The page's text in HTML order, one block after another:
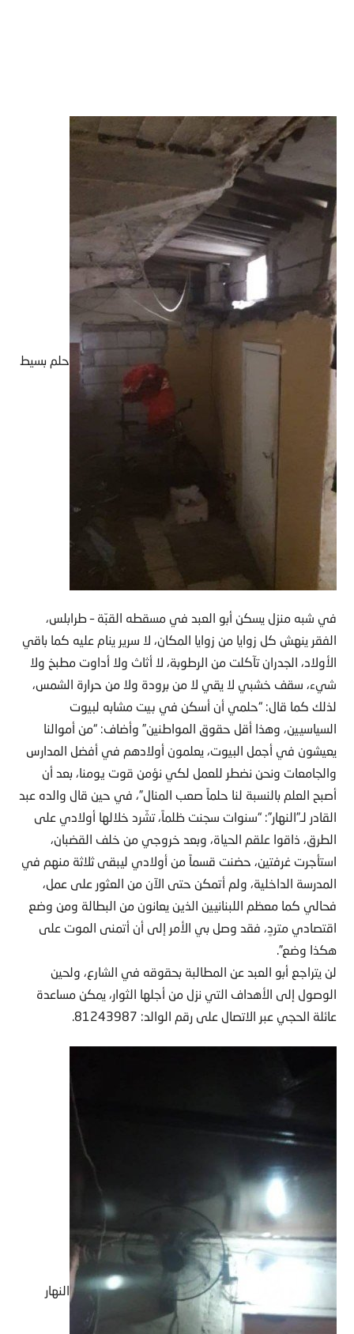
حلم بسيط
في شبه منزل يسكن أبو العبد في مسقطه القبّة – طرابلس،
الفقر ينهش كل زوايا من زوايا المكان، لا سرير ينام عليه كما باقي
الأولاد، الجدران تآكلت من الرطوبة، لا أثاث ولا أداوت مطبخ ولا
شيء، سقف خشبي لا يقي لا من برودة ولا من حرارة الشمس،
لذلك كما قال: “حلمي أن أسكن في بيت مشابه لبيوت
السياسيين، وهذا أقل حقوق المواطنين” وأضاف: “من أموالنا
يعيشون في أجمل البيوت، يعلمون أولادهم في أفضل المدارس
والجامعات ونحن نضطر للعمل لكي نؤمن قوت يومنا، بعد أن
أصبح العلم بالنسبة لنا حلماً صعب المنال”، في حين قال والده عبد
القادر لـ”النهار”: “سنوات سجنت ظلماً، تشّرد خلالها أولادي على
الطرق، ذاقوا علقم الحياة، وبعد خروجي من خلف القضبان،
استأجرت غرفتين، حضنت قسماً من أولادي ليبقى ثلاثة منهم في
المدرسة الداخلية، ولم أتمكن حتى الآن من العثور على عمل،
فحالي كما معظم اللبنانيين الذين يعانون من البطالة ومن وضع
اقتصادي متردٍ، فقد وصل بي الأمر إلى أن أتمنى الموت على
هكذا وضع”.
لن يتراجع أبو العبد عن المطالبة بحقوقه في الشارع، ولحين
الوصول إلى الأهداف التي نزل من أجلها الثوار، يمكن مساعدة
عائلة الحجي عبر الاتصال على رقم الوالد: 81243987.
النهار